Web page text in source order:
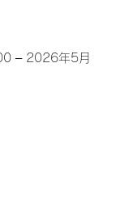
– 2026年5月